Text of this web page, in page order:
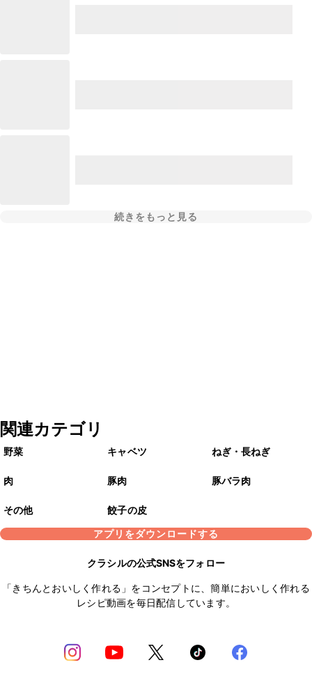
続きをもっと見る
関連カテゴリ
野菜 キャベツ ねぎ・長ねぎ
肉 豚肉 豚バラ肉
その他
餃子の皮
アプリをダウンロードする
クラシルの公式SNSをフォロー
「きちんとおいしく作れる」をコンセプトに、簡単においしく作れる
レシピ動画を毎日配信しています。